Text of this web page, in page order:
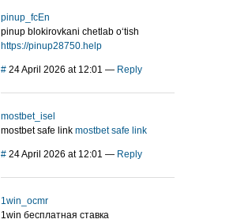
pinup_fcEn
pinup blokirovkani chetlab o‘tish
https://pinup28750.help
# 24 April 2026 at 12:01 — Reply
mostbet_isel
mostbet safe link mostbet safe link
# 24 April 2026 at 12:01 — Reply
1win_ocmr
1win бесплатная ставка